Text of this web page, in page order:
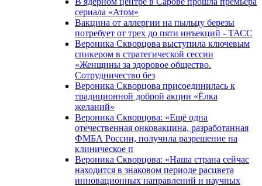
сериала «Атом»
Вакцина от аллергии на пыльцу березы
потребует от трех до пяти инъекций - ТАСС
Вероника Скворцова выступила ключевым
спикером в стратегической сессии
«Женщины за здоровое общество.
Сотрудничество без
Вероника Скворцова присоединилась к
традиционной доброй акции «Ёлка
желаний»
Вероника Скворцова: «Ещё одна
отечественная онковакцина, разработанная
ФМБА России, получила разрешение на
клиническое п
Вероника Скворцова: «Наша страна сейчас
находится в знаковом периоде расцвета
инновационных направлений и научных